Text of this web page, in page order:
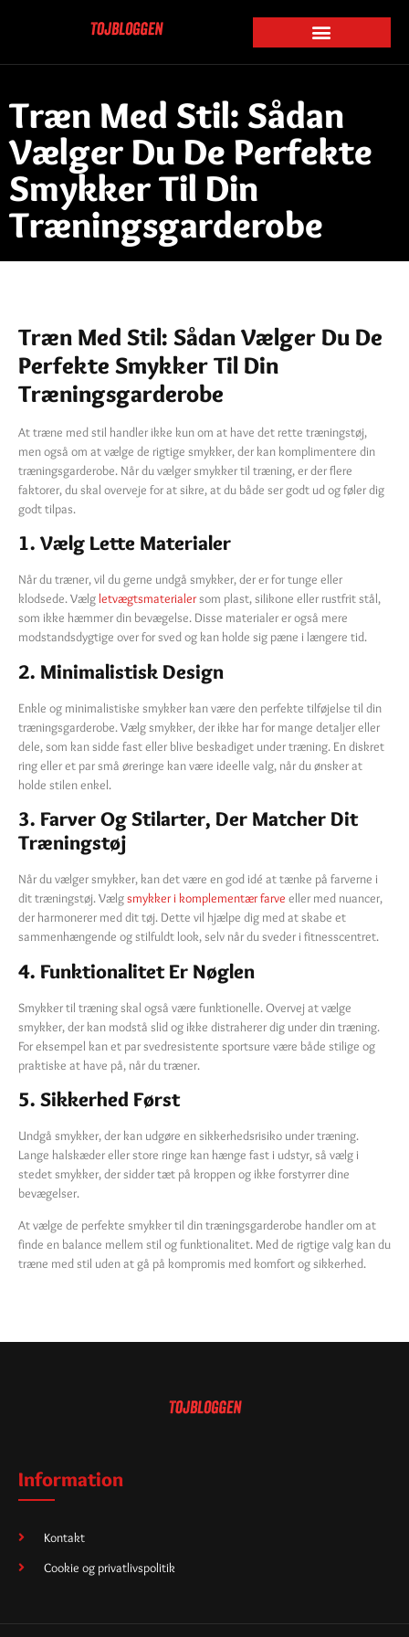
Træn Med Stil: Sådan
Vælger Du De Perfekte
Smykker Til Din
Træningsgarderobe
Træn Med Stil: Sådan Vælger Du De
Perfekte Smykker Til Din
Træningsgarderobe
At træne med stil handler ikke kun om at have det rette træningstøj,
men også om at vælge de rigtige smykker, der kan komplimentere din
træningsgarderobe. Når du vælger smykker til træning, er der flere
faktorer, du skal overveje for at sikre, at du både ser godt ud og føler dig
godt tilpas.
1. Vælg Lette Materialer
Når du træner, vil du gerne undgå smykker, der er for tunge eller
klodsede. Vælg letvægtsmaterialersom plast, silikone eller rustfrit stål,
som ikke hæmmer din bevægelse. Disse materialer er også mere
modstandsdygtige over for sved og kan holde sig pæne i længere tid.
2. Minimalistisk Design
Enkle og minimalistiske smykker kan være den perfekte tilføjelse til din
træningsgarderobe. Vælg smykker, der ikke har for mange detaljer eller
dele, som kan sidde fast eller blive beskadiget under træning. En diskret
ring eller et par små øreringe kan være ideelle valg, når du ønsker at
holde stilen enkel.
3. Farver Og Stilarter, Der Matcher Dit
Træningstøj
Når du vælger smykker, kan det være en god idé at tænke på farverne i
dit træningstøj. Vælgsmykker i komplementær farve eller med nuancer,
der harmonerer med dit tøj. Dette vil hjælpe dig med at skabe et
sammenhængende og stilfuldt look, selv når du sveder i fitnesscentret.
4. Funktionalitet Er Nøglen
Smykker til træning skal også være funktionelle. Overvej at vælge
smykker, der kan modstå slid og ikke distraherer dig under din træning.
For eksempel kan et par svedresistente sportsure være både stilige og
praktiske at have på, når du træner.
5. Sikkerhed Først
Undgå smykker, der kan udgøre en sikkerhedsrisiko under træning.
Lange halskæder eller store ringe kan hænge fast i udstyr, så vælg i
stedet smykker, der sidder tæt på kroppen og ikke forstyrrer dine
bevægelser.
At vælge de perfekte smykker til din træningsgarderobe handler om at
finde en balance mellem stil og funktionalitet. Med de rigtige valg kan du
træne med stil uden at gå på kompromis med komfort og sikkerhed.
Information
Kontakt
Cookie og privatlivspolitik